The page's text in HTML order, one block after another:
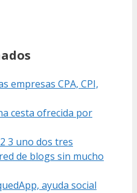
empresas CPA, CPI,
cesta ofrecida por
3 uno dos tres
de blogs sin mucho
ayuda social